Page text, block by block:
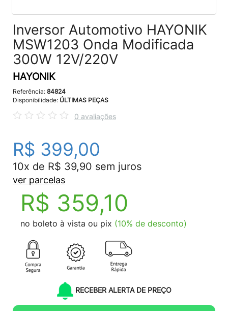
Inversor Automotivo HAYONIK
MSW1203 Onda Modificada
300W 12V/220V
HAYONIK
Referência: 84824
Disponibilidade: ÚLTIMAS PEÇAS
0 avaliações
R$ 399,00
10x de R$ 39,90 sem juros
ver parcelas
R$ 359,10
no boleto à vista ou pix (10% de desconto)
RECEBER ALERTA DE PREÇO